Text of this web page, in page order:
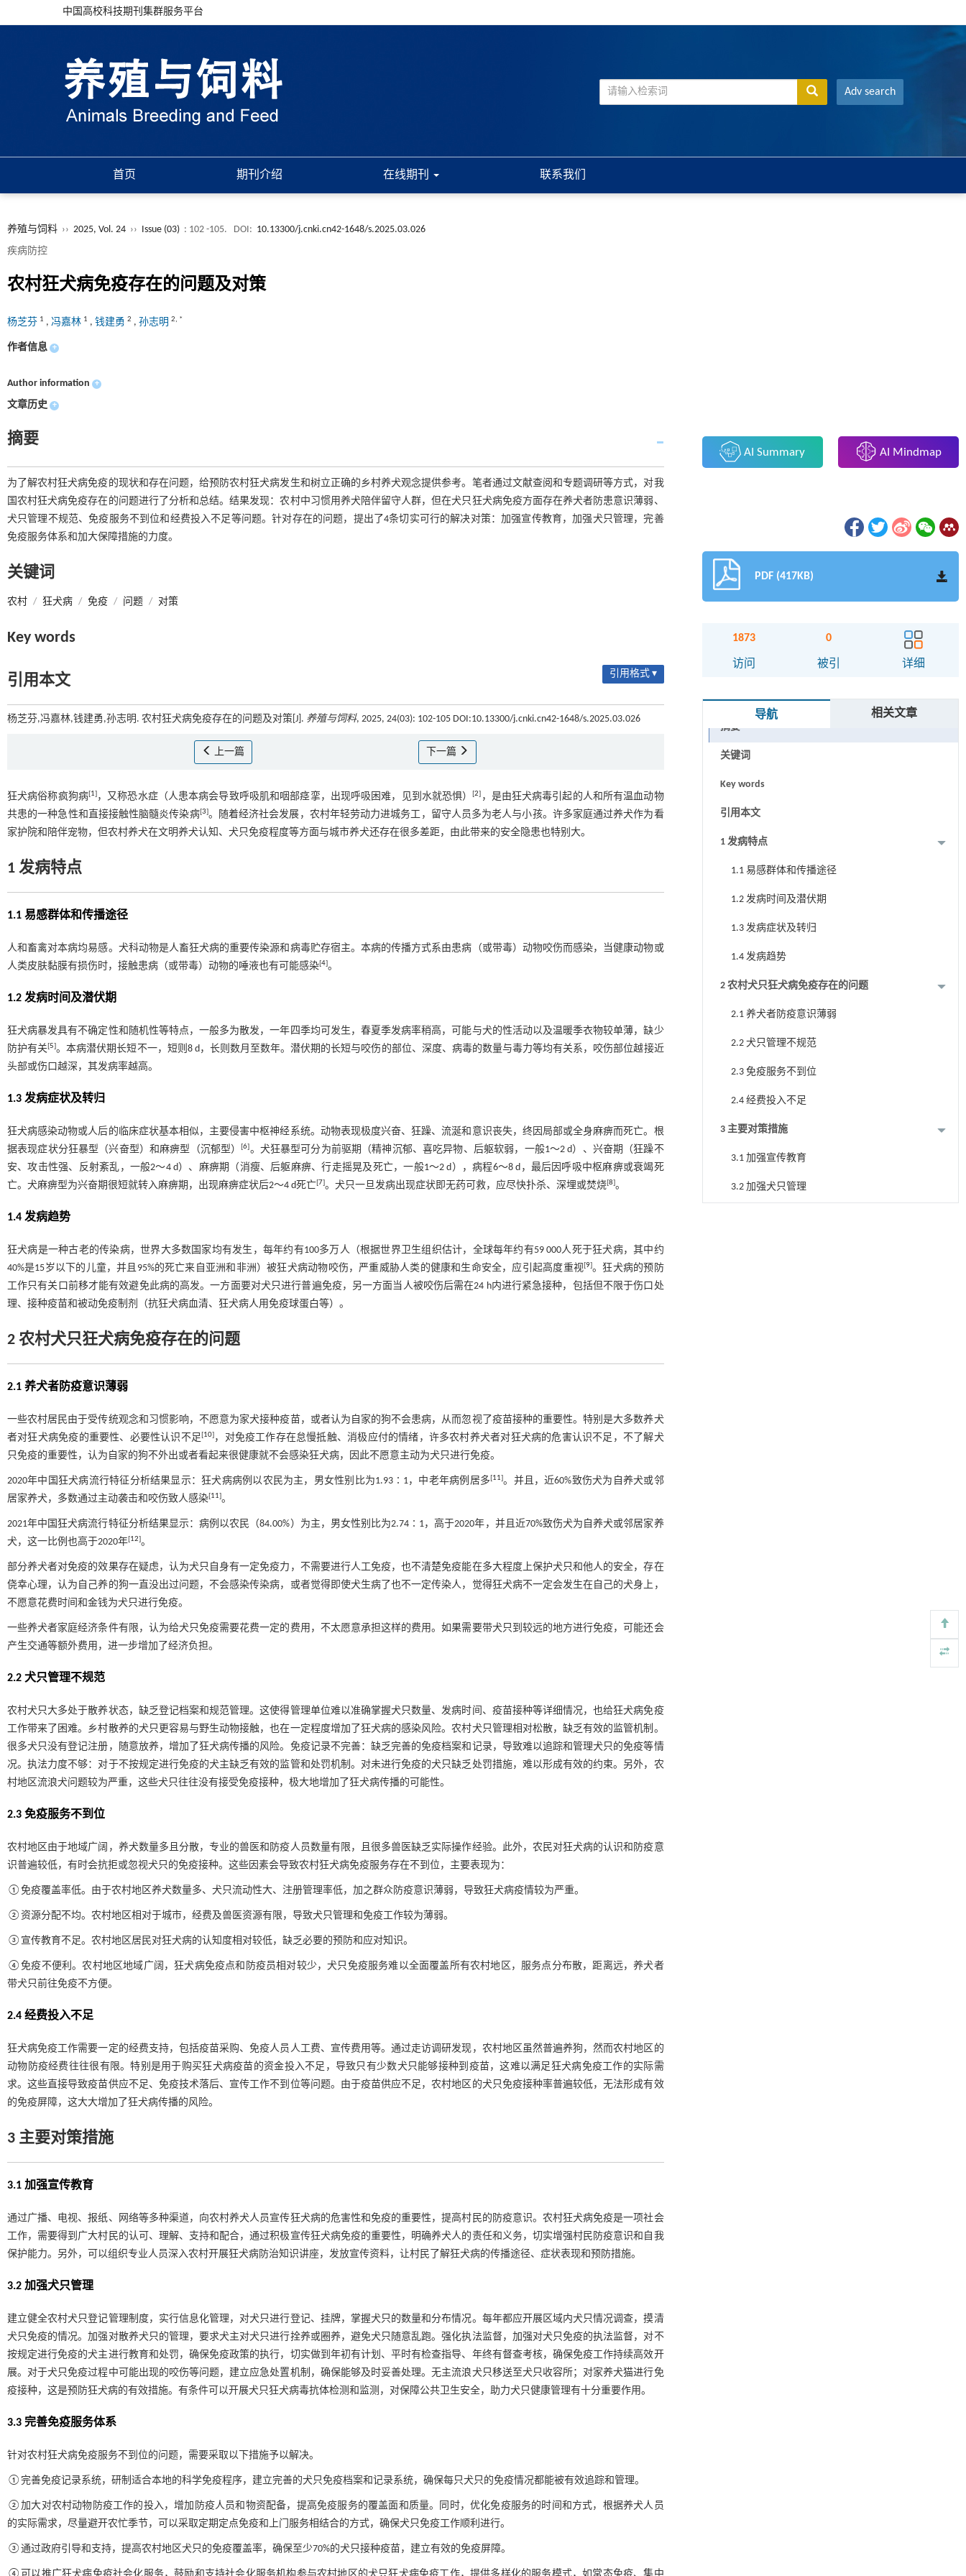
中国高校科技期刊集群服务平台
Adv search
首页 期刊介绍 在线期刊 联系我们
养殖与饲料 ›› 2025, Vol. 24 ›› Issue (03) : 102 -105. DOI: 10.13300/j.cnki.cn42-1648/s.2025.03.026
疾病防控
农村狂犬病免疫存在的问题及对策
杨芝芬 1 , 冯嘉林 1 , 钱建勇 2 , 孙志明 2, *
作者信息 +
Author information +
文章历史 +
摘要
为了解农村狂犬病免疫的现状和存在问题，给预防农村狂犬病发生和树立正确的乡村养犬观念提供参考。笔者通过文献查阅和专题调研等方式，对我
国农村狂犬病免疫存在的问题进行了分析和总结。结果发现：农村中习惯用养犬陪伴留守人群，但在犬只狂犬病免疫方面存在养犬者防患意识薄弱、
犬只管理不规范、免疫服务不到位和经费投入不足等问题。针对存在的问题，提出了4条切实可行的解决对策：加强宣传教育，加强犬只管理，完善
免疫服务体系和加大保障措施的力度。
关键词
农村 / 狂犬病 / 免疫 / 问题 / 对策
Key words
引用本文 引用格式 ▾
杨芝芬,冯嘉林,钱建勇,孙志明. 农村狂犬病免疫存在的问题及对策[J]. 养殖与饲料, 2025, 24(03): 102-105 DOI:10.13300/j.cnki.cn42-1648/s.2025.03.026
上一篇 下一篇
狂犬病俗称疯狗病[1]，又称恐水症（人患本病会导致呼吸肌和咽部痉挛，出现呼吸困难，见到水就恐惧）[2] ，是由狂犬病毒引起的人和所有温血动物
共患的一种急性和直接接触性脑髓炎传染病[3]。随着经济社会发展，农村年轻劳动力进城务工，留守人员多为老人与小孩。许多家庭通过养犬作为看
家护院和陪伴宠物，但农村养犬在文明养犬认知、犬只免疫程度等方面与城市养犬还存在很多差距，由此带来的安全隐患也特别大。
1 发病特点
1.1 易感群体和传播途径
人和畜禽对本病均易感。犬科动物是人畜狂犬病的重要传染源和病毒贮存宿主。本病的传播方式系由患病（或带毒）动物咬伤而感染，当健康动物或
人类皮肤黏膜有损伤时，接触患病（或带毒）动物的唾液也有可能感染[4]。
1.2 发病时间及潜伏期
狂犬病暴发具有不确定性和随机性等特点，一般多为散发，一年四季均可发生，春夏季发病率稍高，可能与犬的性活动以及温暖季衣物较单薄，缺少
防护有关[5]。本病潜伏期长短不一，短则8 d，长则数月至数年。潜伏期的长短与咬伤的部位、深度、病毒的数量与毒力等均有关系，咬伤部位越接近
头部或伤口越深，其发病率越高。
1.3 发病症状及转归
狂犬病感染动物或人后的临床症状基本相似，主要侵害中枢神经系统。动物表现极度兴奋、狂躁、流涎和意识丧失，终因局部或全身麻痹而死亡。根
据表现症状分狂暴型（兴奋型）和麻痹型（沉郁型）[6]。犬狂暴型可分为前驱期（精神沉郁、喜吃异物、后躯软弱，一般1～2 d）、兴奋期（狂躁不
安、攻击性强、反射紊乱，一般2～4 d）、麻痹期（消瘦、后躯麻痹、行走摇晃及死亡，一般1～2 d），病程6～8 d，最后因呼吸中枢麻痹或衰竭死
亡。犬麻痹型为兴奋期很短就转入麻痹期，出现麻痹症状后2～4 d死亡[7]。犬只一旦发病出现症状即无药可救，应尽快扑杀、深埋或焚烧[8]。
1.4 发病趋势
狂犬病是一种古老的传染病，世界大多数国家均有发生，每年约有100多万人（根据世界卫生组织估计，全球每年约有59 000人死于狂犬病，其中约
40%是15岁以下的儿童，并且95%的死亡来自亚洲和非洲）被狂犬病动物咬伤，严重威胁人类的健康和生命安全，应引起高度重视[9]。狂犬病的预防
工作只有关口前移才能有效避免此病的高发。一方面要对犬只进行普遍免疫，另一方面当人被咬伤后需在24 h内进行紧急接种，包括但不限于伤口处
理、接种疫苗和被动免疫制剂（抗狂犬病血清、狂犬病人用免疫球蛋白等）。
2 农村犬只狂犬病免疫存在的问题
2.1 养犬者防疫意识薄弱
一些农村居民由于受传统观念和习惯影响，不愿意为家犬接种疫苗，或者认为自家的狗不会患病，从而忽视了疫苗接种的重要性。特别是大多数养犬
者对狂犬病免疫的重要性、必要性认识不足[10] ，对免疫工作存在怠慢抵触、消极应付的情绪，许多农村养犬者对狂犬病的危害认识不足，不了解犬
只免疫的重要性，认为自家的狗不外出或者看起来很健康就不会感染狂犬病，因此不愿意主动为犬只进行免疫。
2020年中国狂犬病流行特征分析结果显示：狂犬病病例以农民为主，男女性别比为1.93∶1，中老年病例居多[11]。并且，近60%致伤犬为自养犬或邻
居家养犬，多数通过主动袭击和咬伤致人感染[11]。
2021年中国狂犬病流行特征分析结果显示：病例以农民（84.00%）为主，男女性别比为2.74∶1，高于2020年，并且近70%致伤犬为自养犬或邻居家养
犬，这一比例也高于2020年[12]。
部分养犬者对免疫的效果存在疑虑，认为犬只自身有一定免疫力，不需要进行人工免疫，也不清楚免疫能在多大程度上保护犬只和他人的安全，存在
侥幸心理，认为自己养的狗一直没出过问题，不会感染传染病，或者觉得即使犬生病了也不一定传染人，觉得狂犬病不一定会发生在自己的犬身上，
不愿意花费时间和金钱为犬只进行免疫。
一些养犬者家庭经济条件有限，认为给犬只免疫需要花费一定的费用，不太愿意承担这样的费用。如果需要带犬只到较远的地方进行免疫，可能还会
产生交通等额外费用，进一步增加了经济负担。
2.2 犬只管理不规范
农村犬只大多处于散养状态，缺乏登记档案和规范管理。这使得管理单位难以准确掌握犬只数量、发病时间、疫苗接种等详细情况，也给狂犬病免疫
工作带来了困难。乡村散养的犬只更容易与野生动物接触，也在一定程度增加了狂犬病的感染风险。农村犬只管理相对松散，缺乏有效的监管机制。
很多犬只没有登记注册，随意放养，增加了狂犬病传播的风险。免疫记录不完善：缺乏完善的免疫档案和记录，导致难以追踪和管理犬只的免疫等情
况。执法力度不够：对于不按规定进行免疫的犬主缺乏有效的监管和处罚机制。对未进行免疫的犬只缺乏处罚措施，难以形成有效的约束。另外，农
村地区流浪犬问题较为严重，这些犬只往往没有接受免疫接种，极大地增加了狂犬病传播的可能性。
2.3 免疫服务不到位
农村地区由于地域广阔，养犬数量多且分散，专业的兽医和防疫人员数量有限，且很多兽医缺乏实际操作经验。此外，农民对狂犬病的认识和防疫意
识普遍较低，有时会抗拒或忽视犬只的免疫接种。这些因素会导致农村狂犬病免疫服务存在不到位，主要表现为：
①免疫覆盖率低。由于农村地区养犬数量多、犬只流动性大、注册管理率低，加之群众防疫意识薄弱，导致狂犬病疫情较为严重。
②资源分配不均。农村地区相对于城市，经费及兽医资源有限，导致犬只管理和免疫工作较为薄弱。
③宣传教育不足。农村地区居民对狂犬病的认知度相对较低，缺乏必要的预防和应对知识。
④免疫不便利。农村地区地域广阔，狂犬病免疫点和防疫员相对较少，犬只免疫服务难以全面覆盖所有农村地区，服务点分布散，距离远，养犬者
带犬只前往免疫不方便。
2.4 经费投入不足
狂犬病免疫工作需要一定的经费支持，包括疫苗采购、免疫人员人工费、宣传费用等。通过走访调研发现，农村地区虽然普遍养狗，然而农村地区的
动物防疫经费往往很有限。特别是用于购买狂犬病疫苗的资金投入不足，导致只有少数犬只能够接种到疫苗，这难以满足狂犬病免疫工作的实际需
求。这些直接导致疫苗供应不足、免疫技术落后、宣传工作不到位等问题。由于疫苗供应不足，农村地区的犬只免疫接种率普遍较低，无法形成有效
的免疫屏障，这大大增加了狂犬病传播的风险。
3 主要对策措施
3.1 加强宣传教育
通过广播、电视、报纸、网络等多种渠道，向农村养犬人员宣传狂犬病的危害性和免疫的重要性，提高村民的防疫意识。农村狂犬病免疫是一项社会
工作，需要得到广大村民的认可、理解、支持和配合，通过积极宣传狂犬病免疫的重要性，明确养犬人的责任和义务，切实增强村民防疫意识和自我
保护能力。另外，可以组织专业人员深入农村开展狂犬病防治知识讲座，发放宣传资料，让村民了解狂犬病的传播途径、症状表现和预防措施。
3.2 加强犬只管理
建立健全农村犬只登记管理制度，实行信息化管理，对犬只进行登记、挂牌，掌握犬只的数量和分布情况。每年都应开展区域内犬只情况调查，摸清
犬只免疫的情况。加强对散养犬只的管理，要求犬主对犬只进行拴养或圈养，避免犬只随意乱跑。强化执法监督，加强对犬只免疫的执法监督，对不
按规定进行免疫的犬主进行教育和处罚，确保免疫政策的执行，切实做到年初有计划、平时有检查指导、年终有督查考核，确保免疫工作持续高效开
展。对于犬只免疫过程中可能出现的咬伤等问题，建立应急处置机制，确保能够及时妥善处理。无主流浪犬只移送至犬只收容所；对家养犬猫进行免
疫接种，这是预防狂犬病的有效措施。有条件可以开展犬只狂犬病毒抗体检测和监测，对保障公共卫生安全，助力犬只健康管理有十分重要作用。
3.3 完善免疫服务体系
针对农村狂犬病免疫服务不到位的问题，需要采取以下措施予以解决。
①完善免疫记录系统，研制适合本地的科学免疫程序，建立完善的犬只免疫档案和记录系统，确保每只犬只的免疫情况都能被有效追踪和管理。
②加大对农村动物防疫工作的投入，增加防疫人员和物资配备，提高免疫服务的覆盖面和质量。同时，优化免疫服务的时间和方式，根据养犬人员
的实际需求，尽量避开农忙季节，可以采取定期定点免疫和上门服务相结合的方式，确保犬只免疫工作顺利进行。
③通过政府引导和支持，提高农村地区犬只的免疫覆盖率，确保至少70%的犬只接种疫苗，建立有效的免疫屏障。
AI Summary AI Mindmap
PDF (417KB)
1873
访问
0
被引 详细
导航 相关文章
摘要
关键词
Key words
引用本文
1 发病特点
1.1 易感群体和传播途径
1.2 发病时间及潜伏期
1.3 发病症状及转归
1.4 发病趋势
2 农村犬只狂犬病免疫存在的问题
2.1 养犬者防疫意识薄弱
2.2 犬只管理不规范
2.3 免疫服务不到位
2.4 经费投入不足
3 主要对策措施
3.1 加强宣传教育
3.2 加强犬只管理